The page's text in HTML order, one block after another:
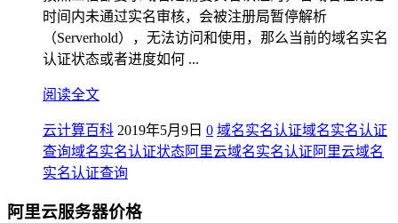
时间内未通过实名审核，会被注册局暂停解析
（Serverhold），无法访问和使用，那么当前的域名实名
认证状态或者进度如何 ...
阅读全文
云计算百科 2019年5月9日 0 域名实名认证域名实名认证
查询域名实名认证状态阿里云域名实名认证 阿里云域名
实名认证查询
阿里云服务器价格